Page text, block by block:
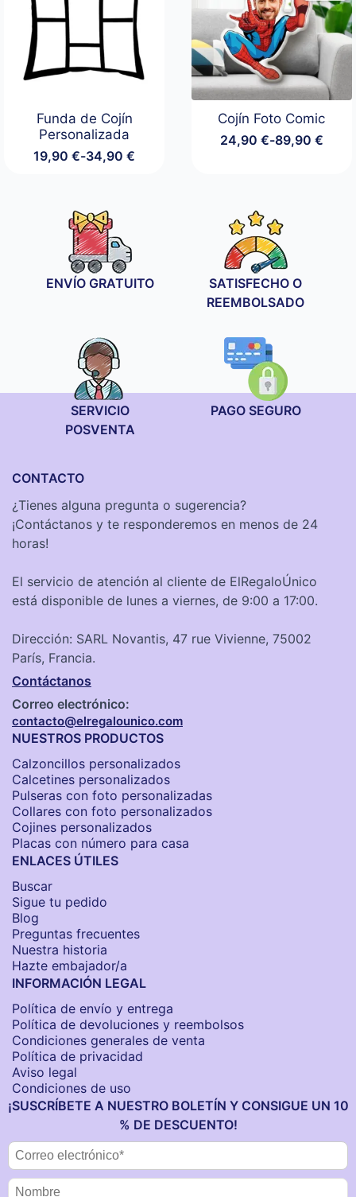
Funda de Cojín
Personalizada
19,90€-34,90€
Rango
desde
19,90 €
hasta
34,90 €
Cojín Foto Comic
24,90 €-89,90 €
Rango
hasta
89,90 €
ENVÍO GRATUITO
SATISFECHO O
REEMBOLSADO
SERVICIO
POSVENTA
PAGO SEGURO
CONTACTO
¿Tienes alguna pregunta o sugerencia?
¡Contáctanos y te responderemos en menos de 24
horas!
El servicio de atención al cliente de ElRegaloÚnico
está disponible de lunes a viernes, de 9:00 a 17:00.
Dirección: SARL Novantis, 47 rue Vivienne, 75002
París, Francia.
Contáctanos
Correo electrónico:
contacto@elregalounico.com
NUESTROS PRODUCTOS
Calzoncillos personalizados​
Calcetines personalizados
Pulseras con foto personalizadas
Collares con foto personalizados
Cojines personalizados
Placas con número para casa
ENLACES ÚTILES
Buscar
Sigue tu pedido
Blog
Preguntas frecuentes
Nuestra historia
Hazte embajador/a
INFORMACIÓN LEGAL
Política de envío y entrega
Política de devoluciones y reembolsos
Condiciones generales de venta
Política de privacidad
Aviso legal
Condiciones de uso
¡SUSCRÍBETE A NUESTRO BOLETÍN Y CONSIGUE UN 10
% DE DESCUENTO!